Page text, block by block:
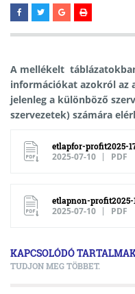
A mellékelt
információkat azokról az
jelenleg a különböző
szervezetek) számára
etlapfor-profit2025-
2025-07-10 PDF
etlapnon-profit2025-
2025-07-10 PDF
KAPCSOLÓDÓ
TUDJON MEG TÖBBET.